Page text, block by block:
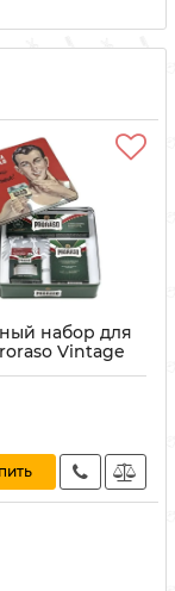
набор для
Vintage
Gino в
коробке